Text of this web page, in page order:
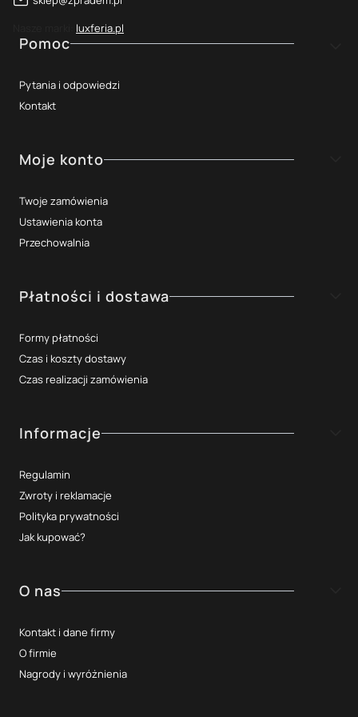
luxferia.pl
Linki w stopce
Pomoc
Pytania i odpowiedzi
Kontakt
Moje konto
Twoje zamówienia
Ustawienia konta
Przechowalnia
Płatności i dostawa
Formy płatności
Czas i koszty dostawy
Czas realizacji zamówienia
Informacje
Regulamin
Zwroty i reklamacje
Polityka prywatności
Jak kupować?
O nas
Kontakt i dane firmy
O firmie
Nagrody i wyróżnienia